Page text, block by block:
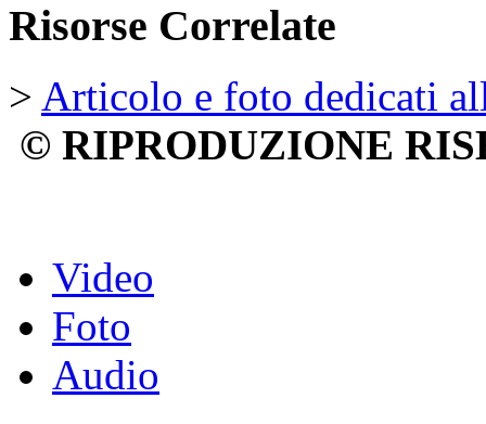
Risorse Correlate
> Articolo e foto dedicati
© RIPRODUZIONE
Video
Foto
Audio